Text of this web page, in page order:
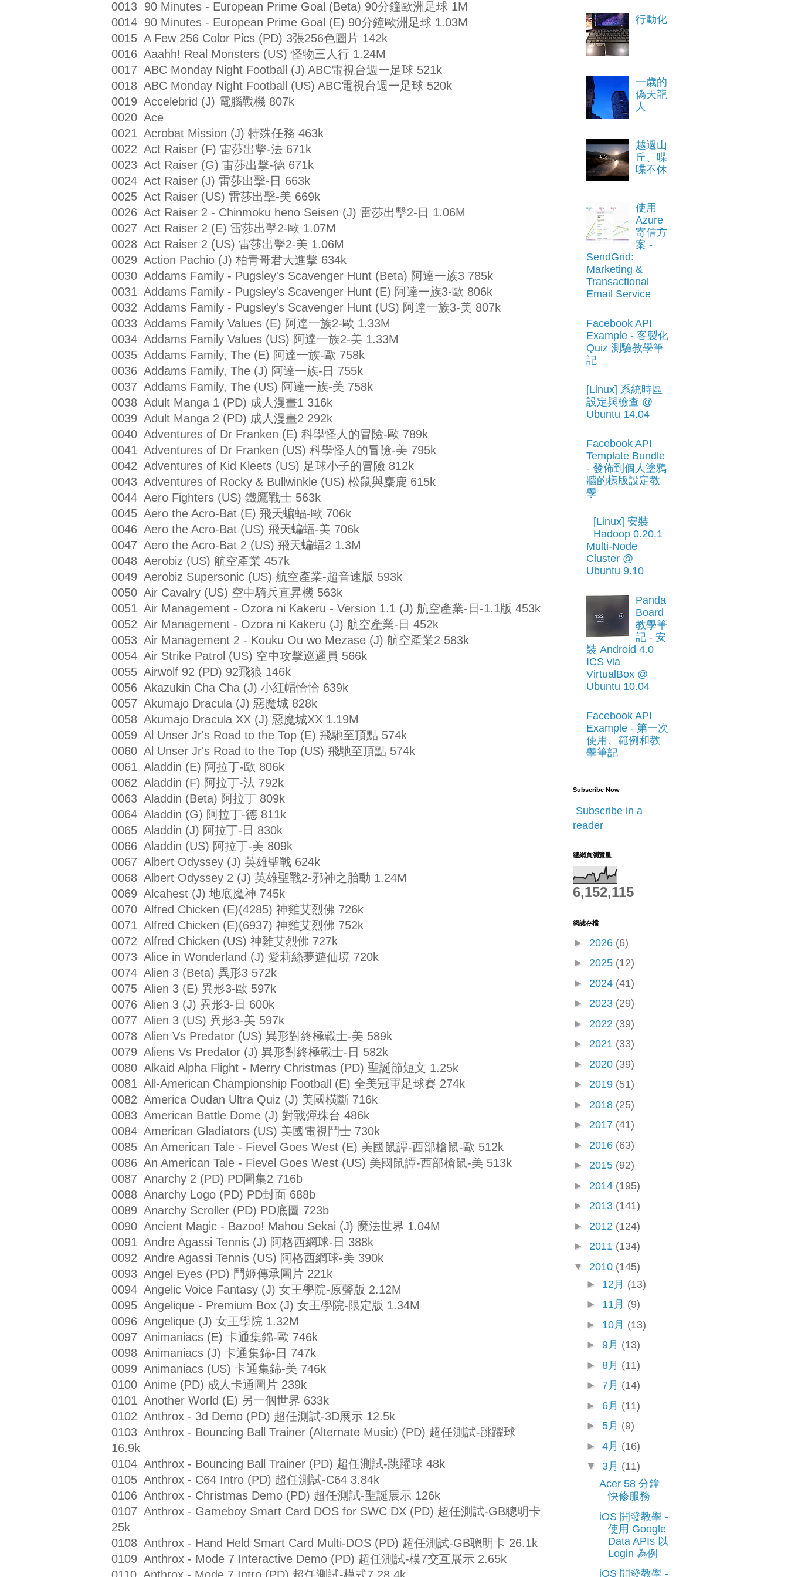
0013 90 Minutes - European Prime Goal (Beta) 90分鐘歐洲足球 1M
0014 90 Minutes - European Prime Goal (E) 90分鐘歐洲足球 1.03M
0015 A Few 256 Color Pics (PD) 3張256色圖片 142k
0016 Aaahh! Real Monsters (US) 怪物三人行 1.24M
0017 ABC Monday Night Football (J) ABC電視台週一足球 521k
0018 ABC Monday Night Football (US) ABC電視台週一足球 520k
0019 Accelebrid (J) 電腦戰機 807k
0020 Ace
0021 Acrobat Mission (J) 特殊任務 463k
0022 Act Raiser (F) 雷莎出擊-法 671k
0023 Act Raiser (G) 雷莎出擊-德 671k
0024 Act Raiser (J) 雷莎出擊-日 663k
0025 Act Raiser (US) 雷莎出擊-美 669k
0026 Act Raiser 2 - Chinmoku heno Seisen (J) 雷莎出擊2-日 1.06M
0027 Act Raiser 2 (E) 雷莎出擊2-歐 1.07M
0028 Act Raiser 2 (US) 雷莎出擊2-美 1.06M
0029 Action Pachio (J) 柏青哥君大進擊 634k
0030 Addams Family - Pugsley's Scavenger Hunt (Beta) 阿達一族3 785k
0031 Addams Family - Pugsley's Scavenger Hunt (E) 阿達一族3-歐 806k
0032 Addams Family - Pugsley's Scavenger Hunt (US) 阿達一族3-美 807k
0033 Addams Family Values (E) 阿達一族2-歐 1.33M
0034 Addams Family Values (US) 阿達一族2-美 1.33M
0035 Addams Family, The (E) 阿達一族-歐 758k
0036 Addams Family, The (J) 阿達一族-日 755k
0037 Addams Family, The (US) 阿達一族-美 758k
0038 Adult Manga 1 (PD) 成人漫畫1 316k
0039 Adult Manga 2 (PD) 成人漫畫2 292k
0040 Adventures of Dr Franken (E) 科學怪人的冒險-歐 789k
0041 Adventures of Dr Franken (US) 科學怪人的冒險-美 795k
0042 Adventures of Kid Kleets (US) 足球小子的冒險 812k
0043 Adventures of Rocky & Bullwinkle (US) 松鼠與麋鹿 615k
0044 Aero Fighters (US) 鐵鷹戰士 563k
0045 Aero the Acro-Bat (E) 飛天蝙蝠-歐 706k
0046 Aero the Acro-Bat (US) 飛天蝙蝠-美 706k
0047 Aero the Acro-Bat 2 (US) 飛天蝙蝠2 1.3M
0048 Aerobiz (US) 航空產業 457k
0049 Aerobiz Supersonic (US) 航空產業-超音速版 593k
0050 Air Cavalry (US) 空中騎兵直昇機 563k
0051 Air Management - Ozora ni Kakeru - Version 1.1 (J) 航空產業-日-1.1版 453k
0052 Air Management - Ozora ni Kakeru (J) 航空產業-日 452k
0053 Air Management 2 - Kouku Ou wo Mezase (J) 航空產業2 583k
0054 Air Strike Patrol (US) 空中攻擊巡邏員 566k
0055 Airwolf 92 (PD) 92飛狼 146k
0056 Akazukin Cha Cha (J) 小紅帽恰恰 639k
0057 Akumajo Dracula (J) 惡魔城 828k
0058 Akumajo Dracula XX (J) 惡魔城XX 1.19M
0059 Al Unser Jr's Road to the Top (E) 飛馳至頂點 574k
0060 Al Unser Jr's Road to the Top (US) 飛馳至頂點 574k
0061 Aladdin (E) 阿拉丁-歐 806k
0062 Aladdin (F) 阿拉丁-法 792k
0063 Aladdin (Beta) 阿拉丁 809k
0064 Aladdin (G) 阿拉丁-德 811k
0065 Aladdin (J) 阿拉丁-日 830k
0066 Aladdin (US) 阿拉丁-美 809k
0067 Albert Odyssey (J) 英雄聖戰 624k
0068 Albert Odyssey 2 (J) 英雄聖戰2-邪神之胎動 1.24M
0069 Alcahest (J) 地底魔神 745k
0070 Alfred Chicken (E)(4285) 神雞艾烈佛 726k
0071 Alfred Chicken (E)(6937) 神雞艾烈佛 752k
0072 Alfred Chicken (US) 神雞艾烈佛 727k
0073 Alice in Wonderland (J) 愛莉絲夢遊仙境 720k
0074 Alien 3 (Beta) 異形3 572k
0075 Alien 3 (E) 異形3-歐 597k
0076 Alien 3 (J) 異形3-日 600k
0077 Alien 3 (US) 異形3-美 597k
0078 Alien Vs Predator (US) 異形對終極戰士-美 589k
0079 Aliens Vs Predator (J) 異形對終極戰士-日 582k
0080 Alkaid Alpha Flight - Merry Christmas (PD) 聖誕節短文 1.25k
0081 All-American Championship Football (E) 全美冠軍足球賽 274k
0082 America Oudan Ultra Quiz (J) 美國橫斷 716k
0083 American Battle Dome (J) 對戰彈珠台 486k
0084 American Gladiators (US) 美國電視鬥士 730k
0085 An American Tale - Fievel Goes West (E) 美國鼠譚-西部槍鼠-歐 512k
0086 An American Tale - Fievel Goes West (US) 美國鼠譚-西部槍鼠-美 513k
0087 Anarchy 2 (PD) PD圖集2 716b
0088 Anarchy Logo (PD) PD封面 688b
0089 Anarchy Scroller (PD) PD底圖 723b
0090 Ancient Magic - Bazoo! Mahou Sekai (J) 魔法世界 1.04M
0091 Andre Agassi Tennis (J) 阿格西網球-日 388k
0092 Andre Agassi Tennis (US) 阿格西網球-美 390k
0093 Angel Eyes (PD) 鬥姬傳承圖片 221k
0094 Angelic Voice Fantasy (J) 女王學院-原聲版 2.12M
0095 Angelique - Premium Box (J) 女王學院-限定版 1.34M
0096 Angelique (J) 女王學院 1.32M
0097 Animaniacs (E) 卡通集錦-歐 746k
0098 Animaniacs (J) 卡通集錦-日 747k
0099 Animaniacs (US) 卡通集錦-美 746k
0100 Anime (PD) 成人卡通圖片 239k
0101 Another World (E) 另一個世界 633k
0102 Anthrox - 3d Demo (PD) 超任測試-3D展示 12.5k
0103 Anthrox - Bouncing Ball Trainer (Alternate Music) (PD) 超任測試-跳躍球
16.9k
0104 Anthrox - Bouncing Ball Trainer (PD) 超任測試-跳躍球 48k
0105 Anthrox - C64 Intro (PD) 超任測試-C64 3.84k
0106 Anthrox - Christmas Demo (PD) 超任測試-聖誕展示 126k
0107 Anthrox - Gameboy Smart Card DOS for SWC DX (PD) 超任測試-GB聰明卡
25k
0108 Anthrox - Hand Held Smart Card Multi-DOS (PD) 超任測試-GB聰明卡 26.1k
0109 Anthrox - Mode 7 Interactive Demo (PD) 超任測試-模7交互展示 2.65k
行動化
一歲的
偽天龍
人
越過山
丘、喋
喋不休
使用
Azure
寄信方
案 -
SendGrid:
Marketing &
Transactional
Email Service
Facebook API
Example - 客製化
Quiz 測驗教學筆
記
[Linux] 系統時區
設定與檢查 @
Ubuntu 14.04
Facebook API
Template Bundle
- 發佈到個人塗鴉
牆的樣版設定教
學
[Linux] 安裝
Hadoop 0.20.1
Multi-Node
Cluster @
Ubuntu 9.10
Panda
Board
教學筆
記 - 安
裝 Android 4.0
ICS via
VirtualBox @
Ubuntu 10.04
Facebook API
Example - 第一次
使用、範例和教
學筆記
Subscribe Now
Subscribe in a
reader
總網頁瀏覽量
6,152,115
網誌存檔
► 2026 (6)
► 2025 (12)
► 2024 (41)
► 2023 (29)
► 2022 (39)
► 2021 (33)
► 2020 (39)
► 2019 (51)
► 2018 (25)
► 2017 (41)
► 2016 (63)
► 2015 (92)
► 2014 (195)
► 2013 (141)
► 2012 (124)
► 2011 (134)
▼ 2010 (145)
► 12月 (13)
► 11月 (9)
► 10月 (13)
► 9月 (13)
► 8月 (11)
► 7月 (14)
► 6月 (11)
► 5月 (9)
► 4月 (16)
▼ 3月 (11)
Acer 58 分鐘
快修服務
iOS 開發教學 -
使用 Google
Data APIs 以
Login 為例
iOS 開發教學 -